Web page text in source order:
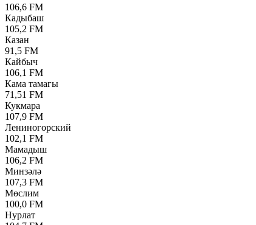
106,6 FM
Кадыбаш
105,2 FM
Казан
91,5 FM
Кайбыч
106,1 FM
Кама тамагы
71,51 FM
Кукмара
107,9 FM
Лениногорский
102,1 FM
Мамадыш
106,2 FM
Минзәлә
107,3 FM
Мөслим
100,0 FM
Нурлат